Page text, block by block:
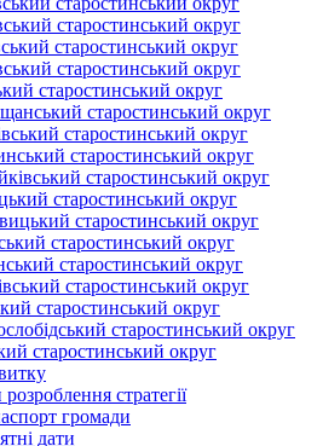
старостинський округ
старостинський округ
старостинський округ
старостинський округ
старостинський округ
старостинський округ
старостинський округ
старостинський округ
старостинський округ
старостинський округ
старостинський округ
старостинський округ
старостинський округ
старостинський округ
старостинський округ
старостинський округ
стратегії
громади
дати